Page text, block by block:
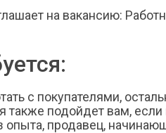
на вакансию:
с покупателями,
также подойдет вам,
опыта, продавец,